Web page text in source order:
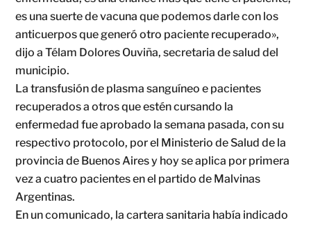
es una suerte de vacuna que podemos darle con los
anticuerpos que generó otro paciente recuperado»,
dijo a Télam Dolores Ouviña, secretaria de salud del
municipio.
La transfusión de plasma sanguíneo e pacientes
recuperados a otros que estén cursando la
enfermedad fue aprobado la semana pasada, con su
respectivo protocolo, por el Ministerio de Salud de la
provincia de Buenos Aires y hoy se aplica por primera
vez a cuatro pacientes en el partido de Malvinas
Argentinas.
En un comunicado, la cartera sanitaria había indicado